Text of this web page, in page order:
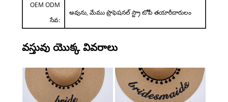
OEM ODM
సేవ:
అవును, మేము ప్రొఫెషనల్ స్ట్రా టోపీ తయారీదారులం
వస్తువు యొక్క వివరాలు